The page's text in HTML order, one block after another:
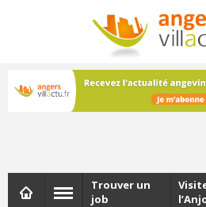
Les dernières actualités
votre boîte e-
Trouver un
job